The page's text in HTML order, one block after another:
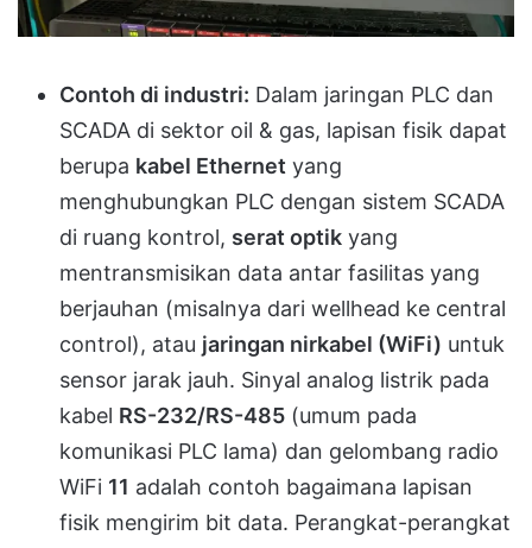
Contoh di industri: Dalam jaringan PLC dan
SCADA di sektor oil & gas, lapisan fisik dapat
berupa kabel Ethernet yang
menghubungkan PLC dengan sistem SCADA
di ruang kontrol, serat optik yang
mentransmisikan data antar fasilitas yang
berjauhan (misalnya dari wellhead ke central
control), atau jaringan nirkabel (WiFi) untuk
sensor jarak jauh. Sinyal analog listrik pada
kabel RS-232/RS-485 (umum pada
komunikasi PLC lama) dan gelombang radio
WiFi 11 adalah contoh bagaimana lapisan
fisik mengirim bit data. Perangkat-perangkat